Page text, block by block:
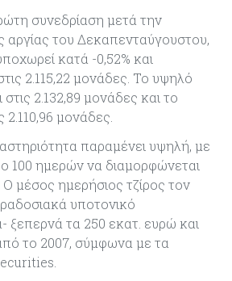
συνεδρίαση μετά την
του Δεκαπενταύγουστου,
κατά -0,52% και
2.115,22 μονάδες. Το υψηλό
2.132,89 μονάδες και το
μονάδες.
παραμένει υψηλή, με
100 ημερών να διαμορφώνεται
μέσος ημερήσιος τζίρος τον
υποτονικό
ξεπερνά τα 250 εκατ. ευρώ και
το 2007, σύμφωνα με τα